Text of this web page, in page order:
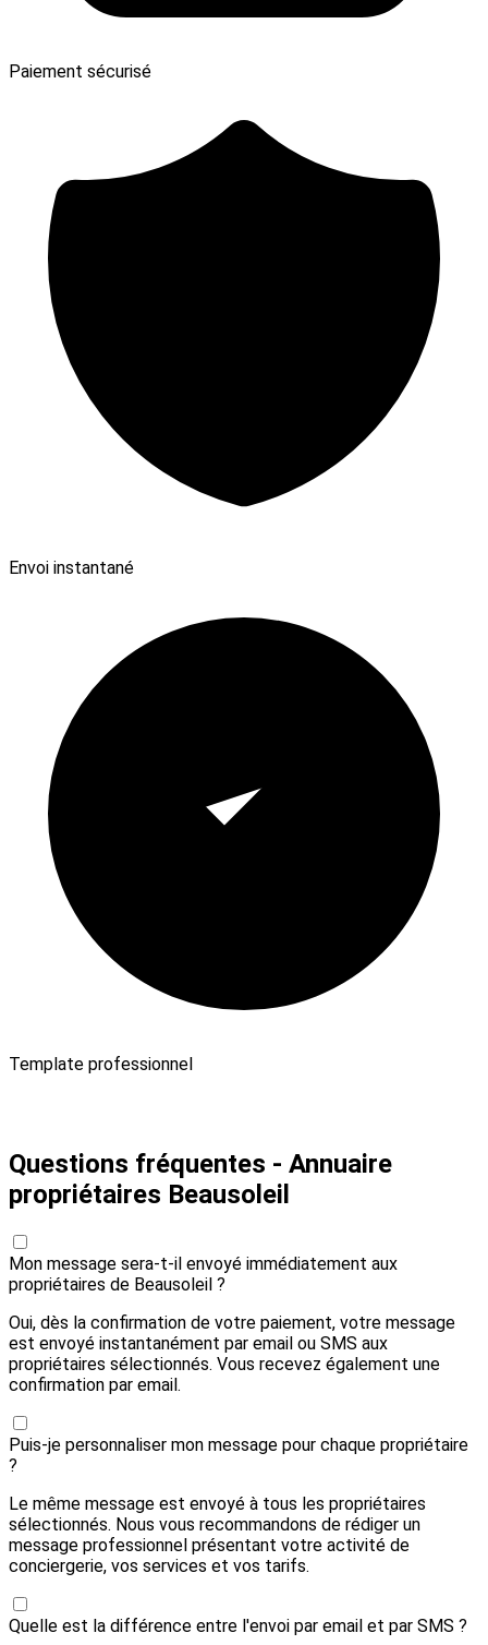
Paiement sécurisé
Envoi instantané
Template professionnel
Questions fréquentes - Annuaire
propriétaires Beausoleil
Mon message sera-t-il envoyé immédiatement aux
propriétaires de Beausoleil ?
Oui, dès la confirmation de votre paiement, votre message
est envoyé instantanément par email ou SMS aux
propriétaires sélectionnés. Vous recevez également une
confirmation par email.
Puis-je personnaliser mon message pour chaque propriétaire
?
Le même message est envoyé à tous les propriétaires
sélectionnés. Nous vous recommandons de rédiger un
message professionnel présentant votre activité de
conciergerie, vos services et vos tarifs.
Quelle est la différence entre l'envoi par email et par SMS ?